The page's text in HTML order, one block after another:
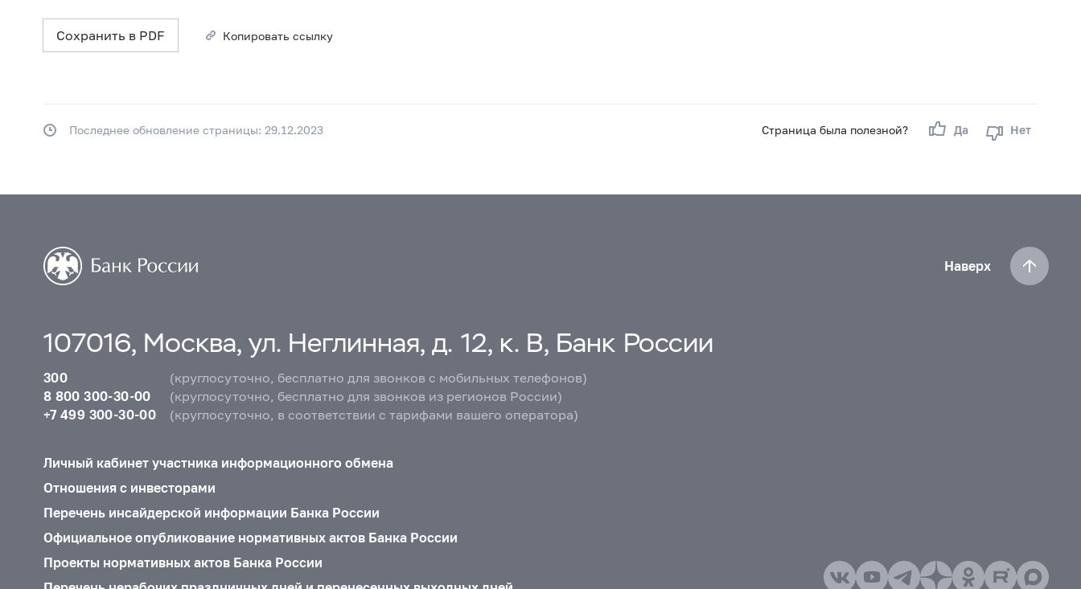
Сохранить в PDF Копировать ссылку
Страница была полезной? Да Нет
Последнее обновление страницы: 29.12.2023
Наверх
107016, Москва, ул. Неглинная, д. 12, к. В, Банк России
300
(круглосуточно, бесплатно для звонков с мобильных телефонов)
8 800 300-30-00
(круглосуточно, бесплатно для звонков из регионов России)
+7 499 300-30-00
(круглосуточно, в соответствии с тарифами вашего оператора)
Личный кабинет участника информационного обмена
Отношения с инвесторами
Перечень инсайдерской информации Банка России
Официальное опубликование нормативных актов Банка России
Проекты нормативных актов Банка России